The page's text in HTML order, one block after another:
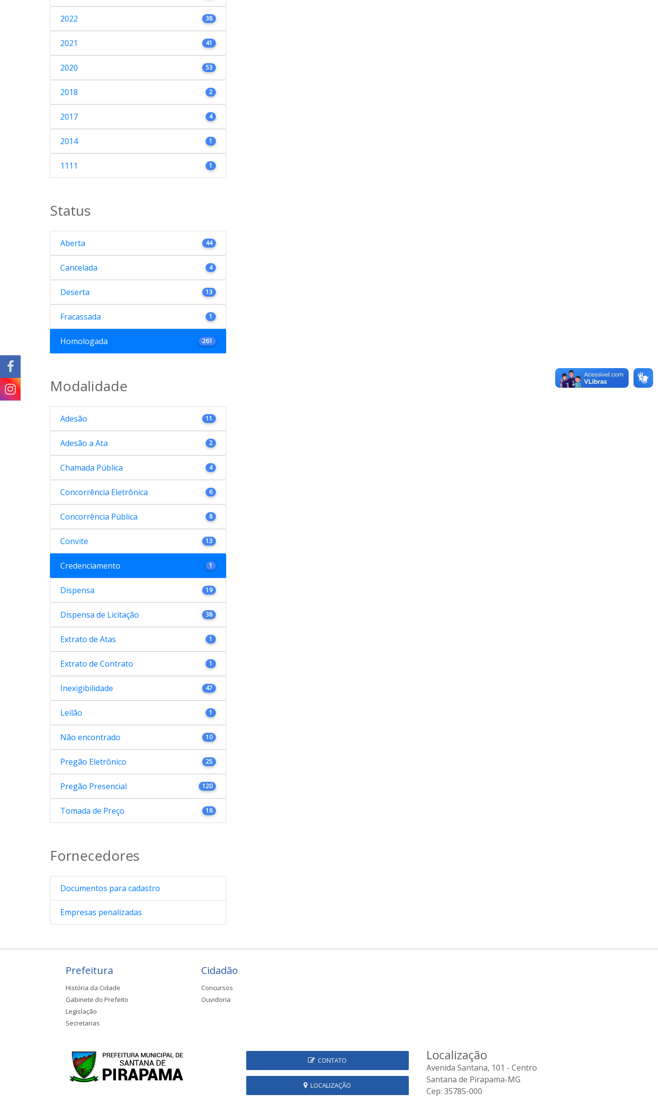
2022 38
2021 41
2020 53
2018 2
2017 4
2014 1
1111 1
Status
Aberta 44
Cancelada 4
Deserta 13
Fracassada 1
Homologada 261
Modalidade
Adesão 11
Adesão a Ata 2
Chamada Pública 4
Concorrência Eletrônica 6
Concorrência Pública 8
Convite 13
Credenciamento 1
Dispensa 19
Dispensa de Licitação 38
Extrato de Atas 1
Extrato de Contrato 1
Inexigibilidade 47
Leilão 1
Não encontrado 10
Pregão Eletrônico 25
Pregão Presencial 120
Tomada de Preço 16
Fornecedores
Documentos para cadastro
Empresas penalizadas
Prefeitura
História da Cidade
Gabinete do Prefeito
Legislação
Secretarias
Cidadão
Concursos
Ouvidoria
CONTATO
LOCALIZAÇÃO
Localização
Avenida Santana, 101 - Centro
Santana de Pirapama-MG
Cep: 35785-000